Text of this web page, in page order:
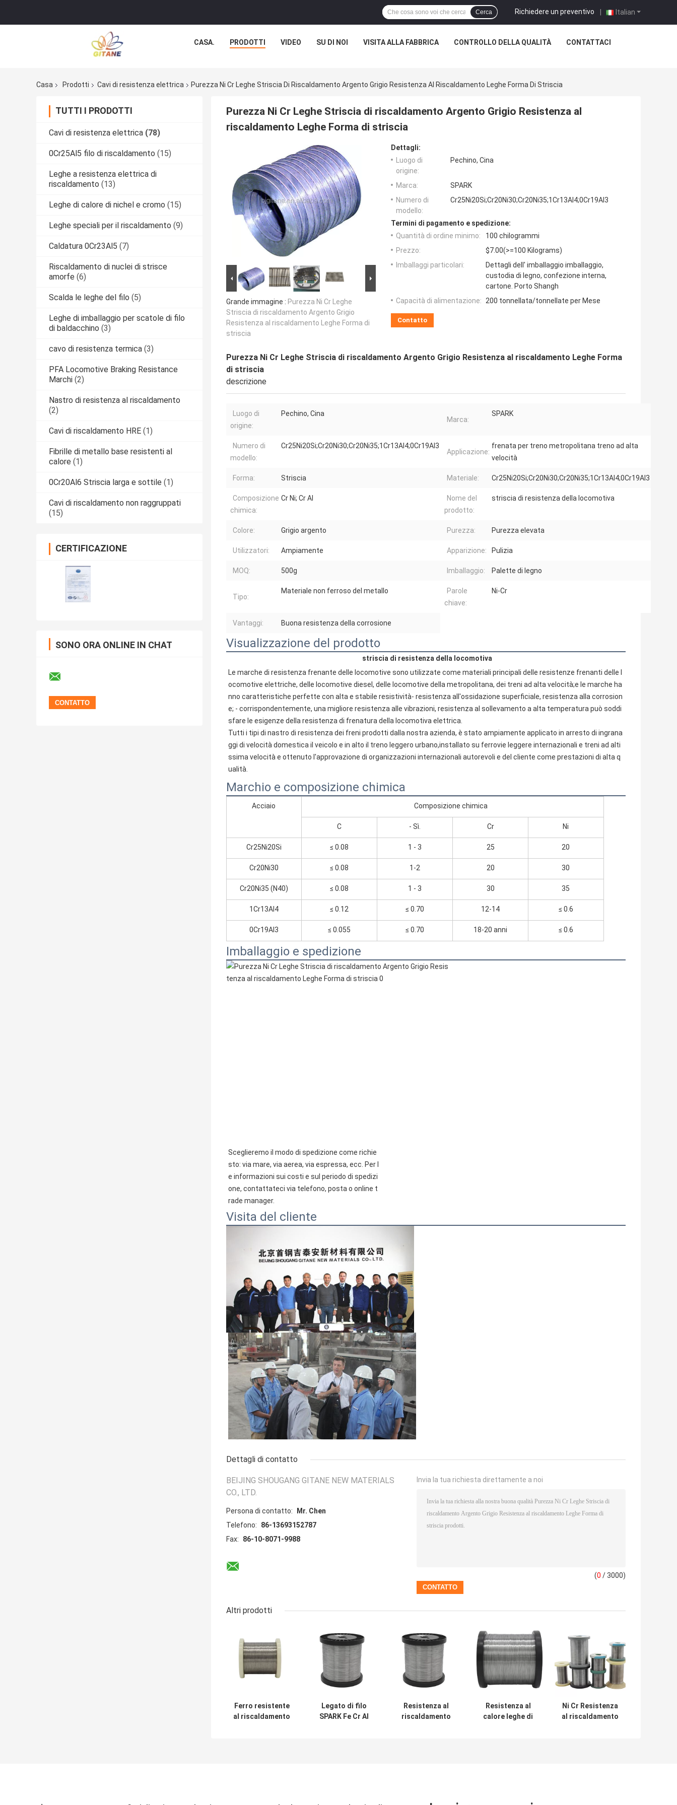
Italian
Richiedere un preventivo |
Cerca
CASA. PRODOTTI VIDEO SU DI NOI VISITA ALLA FABBRICA CONTROLLO DELLA QUALITÀ CONTATTACI
Casa Prodotti Cavi di resistenza elettrica Purezza Ni Cr Leghe Striscia Di Riscaldamento Argento Grigio Resistenza Al Riscaldamento Leghe Forma Di Striscia
TUTTI I PRODOTTI
Cavi di resistenza elettrica (78)
0Cr25Al5 filo di riscaldamento (15)
Leghe a resistenza elettrica di
riscaldamento (13)
Leghe di calore di nichel e cromo (15)
Leghe speciali per il riscaldamento (9)
Caldatura 0Cr23Al5 (7)
Riscaldamento di nuclei di strisce
amorfe (6)
Scalda le leghe del filo (5)
Leghe di imballaggio per scatole di filo
di baldacchino (3)
cavo di resistenza termica (3)
PFA Locomotive Braking Resistance
Marchi (2)
Nastro di resistenza al riscaldamento
(2)
Cavi di riscaldamento HRE (1)
Fibrille di metallo base resistenti al
calore (1)
0Cr20Al6 Striscia larga e sottile (1)
Cavi di riscaldamento non raggruppati
(15)
CERTIFICAZIONE
SONO ORA ONLINE IN CHAT
Purezza Ni Cr Leghe Striscia di riscaldamento Argento Grigio Resistenza al
riscaldamento Leghe Forma di striscia
Grande immagine : Purezza Ni Cr Leghe
Striscia di riscaldamento Argento Grigio
Resistenza al riscaldamento Leghe Forma di
striscia
Dettagli:
Luogo di
origine:
Pechino, Cina
Marca:
SPARK
Numero di
modello:
Cr25Ni20Si;Cr20Ni30;Cr20Ni35;1Cr13Al4;0Cr19Al3
Termini di pagamento e spedizione:
Quantità di ordine minimo:
100 chilogrammi
Prezzo:
$7.00(>=100 Kilograms)
Imballaggi particolari:
Dettagli dell' imballaggio imballaggio,
custodia di legno, confezione interna,
cartone. Porto Shangh
Capacità di alimentazione: 200 tonnellata/tonnellate per Mese
Contatto
Purezza Ni Cr Leghe Striscia di riscaldamento Argento Grigio Resistenza al riscaldamento Leghe Forma
di striscia
descrizione
Luogo di
origine:
Pechino, Cina
Marca:
SPARK
Numero di
modello:
Cr25Ni20Si;Cr20Ni30;Cr20Ni35;1Cr13Al4;0Cr19Al3
Applicazione:
frenata per treno metropolitana treno ad alta
velocità
Forma: Striscia Materiale: Cr25Ni20Si;Cr20Ni30;Cr20Ni35;1Cr13Al4;0Cr19Al3
Composizione
chimica:
Cr Ni; Cr Al
Nome del
prodotto:
striscia di resistenza della locomotiva
Colore: Grigio argento Purezza: Purezza elevata
Utilizzatori: Ampiamente Apparizione: Pulizia
MOQ: 500g Imballaggio: Palette di legno
Tipo:
Materiale non ferroso del metallo
Parole
chiave:
Ni-Cr
Vantaggi: Buona resistenza della corrosione
Visualizzazione del prodotto
striscia di resistenza della locomotiva
Le marche di resistenza frenante delle locomotive sono utilizzate come materiali principali delle resistenze frenanti delle l
ocomotive elettriche, delle locomotive diesel, delle locomotive della metropolitana, dei treni ad alta velocità;e le marche ha
nno caratteristiche perfette con alta e stabile resistività- resistenza all'ossidazione superficiale, resistenza alla corrosion
e; - corrispondentemente, una migliore resistenza alle vibrazioni, resistenza al sollevamento a alta temperatura può soddi
sfare le esigenze della resistenza di frenatura della locomotiva elettrica.
Tutti i tipi di nastro di resistenza dei freni prodotti dalla nostra azienda, è stato ampiamente applicato in arresto di ingrana
ggi di velocità domestica il veicolo e in alto il treno leggero urbano,installato su ferrovie leggere internazionali e treni ad alti
ssima velocità e ottenuto l'approvazione di organizzazioni internazionali autorevoli e del cliente come prestazioni di alta q
ualità.
Marchio e composizione chimica
Acciaio Composizione chimica
C - Sì. Cr Ni
Cr25Ni20Si ≤ 0.08 1 - 3 25 20
Cr20Ni30 ≤ 0.08 1-2 20 30
Cr20Ni35 (N40) ≤ 0.08 1 - 3 30 35
1Cr13Al4 ≤ 0.12 ≤ 0.70 12-14 ≤ 0.6
0Cr19Al3 ≤ 0.055 ≤ 0.70 18-20 anni ≤ 0.6
Imballaggio e spedizione
Sceglieremo il modo di spedizione come richie
sto: via mare, via aerea, via espressa, ecc. Per l
e informazioni sui costi e sul periodo di spedizi
one, contattateci via telefono, posta o online t
rade manager.
Visita del cliente
Dettagli di contatto
BEIJING SHOUGANG GITANE NEW MATERIALS
CO., LTD.
Persona di contatto:
Mr. Chen
Telefono:
86-13693152787
Fax:
86-10-8071-9988
Invia la tua richiesta direttamente a noi
(0 / 3000)
Altri prodotti
Ferro resistente
al riscaldamento
Legato di filo
SPARK Fe Cr Al
Resistenza al
riscaldamento
Resistenza al
calore leghe di
Ni Cr Resistenza
al riscaldamento